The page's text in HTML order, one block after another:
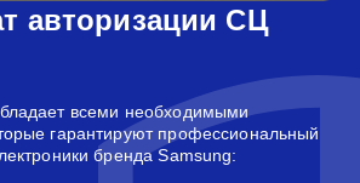
авторизации СЦ
всеми необходимыми
гарантируют профессиональный
бренда Samsung: